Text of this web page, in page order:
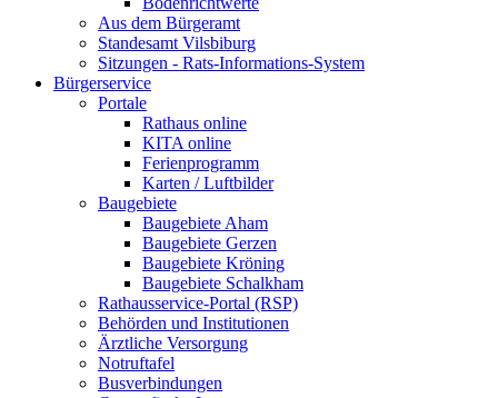
Aus dem Bürgeramt
Standesamt Vilsbiburg
Sitzungen - Rats-Informations-System
Bürgerservice
Portale
Rathaus online
KITA online
Ferienprogramm
Karten / Luftbilder
Baugebiete
Baugebiete Aham
Baugebiete Gerzen
Baugebiete Kröning
Baugebiete Schalkham
Rathausservice-Portal (RSP)
Behörden und Institutionen
Ärztliche Versorgung
Notruftafel
Busverbindungen